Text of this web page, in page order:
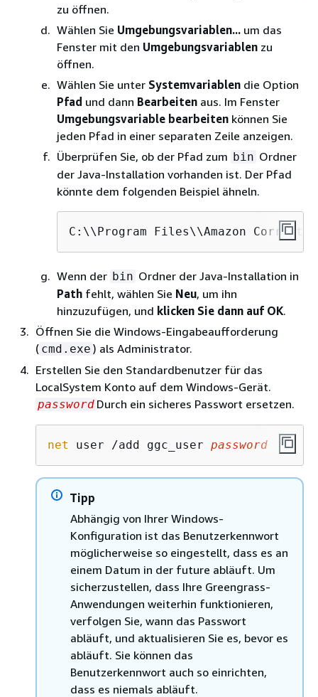
zu öffnen.
Wählen Sie Umgebungsvariablen... um das
Fenster mit den Umgebungsvariablen zu
öffnen.
Wählen Sie unter Systemvariablen die Option
Pfad und dann Bearbeiten aus. Im Fenster
Umgebungsvariable bearbeiten können Sie
jeden Pfad in einer separaten Zeile anzeigen.
Überprüfen Sie, ob der Pfad zum bin Ordner
der Java-Installation vorhanden ist. Der Pfad
könnte dem folgenden Beispiel ähneln.
C:\\Program Files\\Amazon
Wenn der bin Ordner der Java-Installation in
Path fehlt, wählen Sie Neu, um ihn
hinzuzufügen, und klicken Sie dann auf OK.
Öffnen Sie die Windows-Eingabeaufforderung
( cmd.exe ) als Administrator.
Erstellen Sie den Standardbenutzer für das
LocalSystem Konto auf dem Windows-Gerät.
password Durch ein sicheres Passwort ersetzen.
net user /add ggc_user password
Tipp
Abhängig von Ihrer Windows-
Konfiguration ist das Benutzerkennwort
möglicherweise so eingestellt, dass es an
einem Datum in der future abläuft. Um
sicherzustellen, dass Ihre Greengrass-
Anwendungen weiterhin funktionieren,
verfolgen Sie, wann das Passwort
abläuft, und aktualisieren Sie es, bevor es
abläuft. Sie können das
Benutzerkennwort auch so einrichten,
dass es niemals abläuft.